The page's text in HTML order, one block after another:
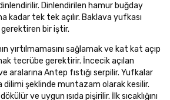
Dinlendirilen hamur buğday
kadar tek tek açılır. Baklava yufkası
bir iştir.
yırtılmamasını sağlamak ve kat kat açıp
tecrübe gerektirir. İncecik açılan
aralarına Antep fıstığı serpilir. Yufkalar
dilimi şeklinde muntazam olarak kesilir.
ve uygun ısıda pişirilir. İlk sıcaklığını